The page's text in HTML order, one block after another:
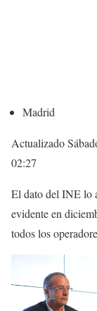
Madrid
Actualizado
02:27
El dato del INE lo
evidente en
todos los